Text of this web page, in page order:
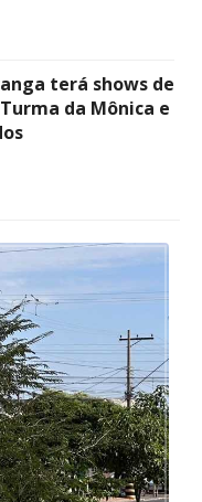
terá shows de
da Mônica e